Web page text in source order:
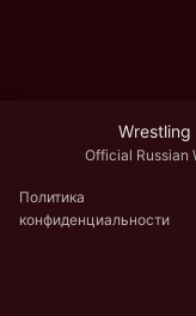
Wrestling
Official Russian
Политика
конфиденциальности